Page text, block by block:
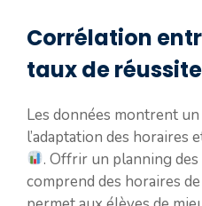
Corrélation
taux de réussite
Les données montrent
l’adaptation des horaires
. Offrir un planning
comprend des horaires